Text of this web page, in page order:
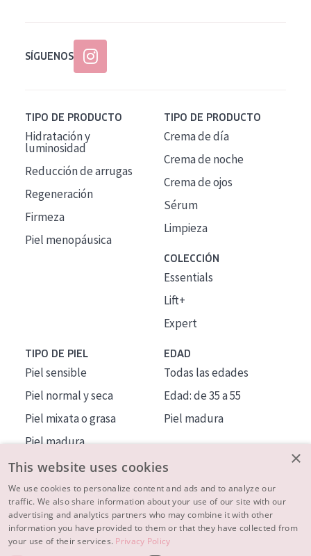
SÍGUENOS
TIPO DE PRODUCTO
Hidratación y
luminosidad
Reducción de arrugas
Regeneración
Firmeza
Piel menopáusica
TIPO DE PRODUCTO
Crema de día
Crema de noche
Crema de ojos
Sérum
Limpieza
COLECCIÓN
Essentials
Lift+
Expert
TIPO DE PIEL
Piel sensible
Piel normal y seca
Piel mixata o grasa
Piel madura
Piel expuesta al sol
Piel menopáusica
EDAD
Todas las edades
Edad: de 35 a 55
Piel madura
MÁS SOBRE NOSOTROS
INSPIRACIÓN
×
This website uses cookies
We use cookies to personalize content and ads and to analyze our
traffic. We also share information about your use of our site with our
advertising and analytics partners who may combine it with other
information you have provided to them or that they have collected from
your use of their services. Privacy Policy